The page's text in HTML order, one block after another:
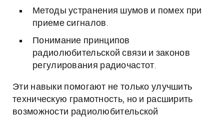
Методы устранения шумов и помех при
приеме сигналов.
Понимание принципов
радиолюбительской связи и законов
регулирования радиочастот.
Эти навыки помогают не только улучшить
техническую грамотность, но и расширить
возможности радиолюбительской